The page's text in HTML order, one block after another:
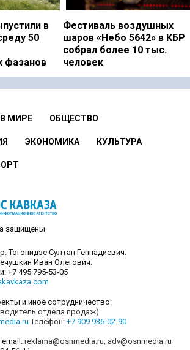
в
50
фазанов
Фестиваль воздушных
шаров «Небо 5642» в КБР
собрал более 10 тыс.
человек
В МИРЕ ОБЩЕСТВО
ЭКОНОМИКА КУЛЬТУРА
защищены
Тогонидзе Султан Геннадиевич.
Иван Олегович.
+7 495 795-53-05
и иное сотрудничество:
отдела продаж)
Телефон: +7 909 936-02-90
reklama@osnmedia.ru adv@osnmedia.ru